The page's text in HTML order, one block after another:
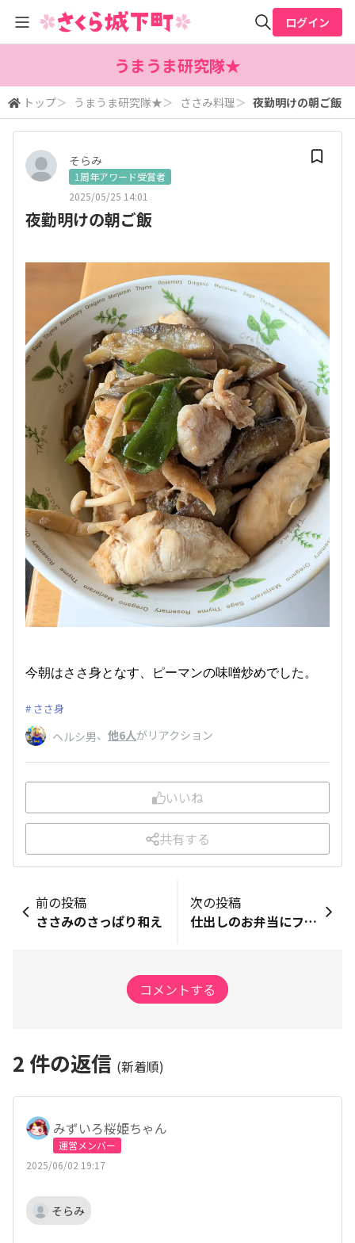
検索
ログイン
うまうま研究隊★
トップ＞ うまうま研究隊★＞ ささみ料理＞ 夜勤明けの朝ご飯
そらみ
1周年アワード受賞者
2025/05/25 14:01
夜勤明けの朝ご飯
今朝はささ身となす、ピーマンの味噌炒めでした。
ささ身
ヘルシ男、 他6人がリアクション
いいね
共有する
前の投稿
ささみのさっぱり和え
次の投稿
仕出しのお弁当にフライドチキン発見
コメントする
2 件の返信 (新着順)
みずいろ桜姫ちゃん
運営メンバー
2025/06/02 19:17
そらみ